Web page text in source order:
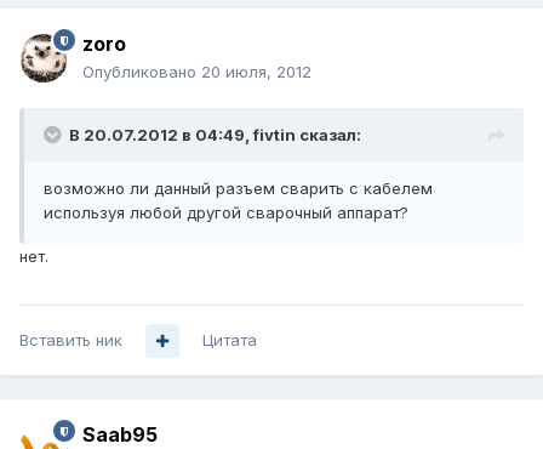
zoro
Опубликовано 20 июля, 2012
В 20.07.2012 в 04:49, fivtin сказал:
возможно ли данный разъем сварить с кабелем
используя любой другой сварочный аппарат?
нет.
Вставить ник Цитата
Saab95